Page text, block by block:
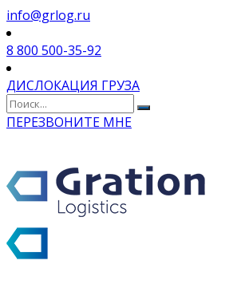
info@grlog.ru
8 800 500-35-92
ДИСЛОКАЦИЯ ГРУЗА
ПЕРЕЗВОНИТЕ МНЕ